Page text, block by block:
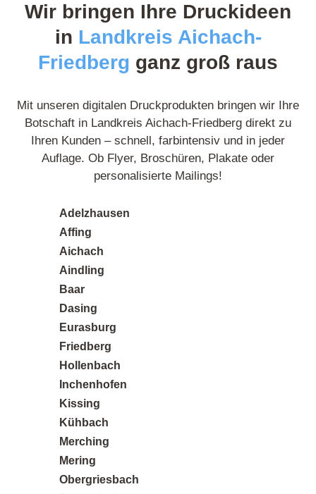
getestet habe. Ich bestelle auf jeden Fall wieder.
Norbert L.
9 Rezensionen
Team hat mich super beraten, welches Material
am besten zu meinem Projekt passt. Das
Ergebnis hat meine Erwartungen übertroffen!
Posted on
Google
Sandra K.
12 Rezensionen
Perfekt für kleine Auflagen - Ich brauchte nur 50
Wir bringen Ihre Druckideen
in Landkreis Aichach-
Friedberg ganz groß raus
Mit unseren digitalen Druckprodukten bringen wir Ihre
Botschaft in Landkreis Aichach-Friedberg direkt zu
Ihren Kunden – schnell, farbintensiv und in jeder
Auflage. Ob Flyer, Broschüren, Plakate oder
personalisierte Mailings!
Adelzhausen
Affing
Aichach
Aindling
Baar
Dasing
Eurasburg
Friedberg
Hollenbach
Inchenhofen
Kissing
Kühbach
Merching
Mering
Obergriesbach